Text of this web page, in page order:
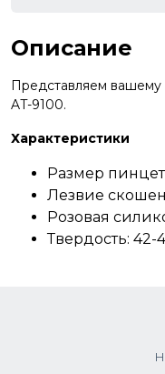
Описание
Представляем
AT-9100.
Характеристики
Размер
Лезвие
Розовая
Твердость: 42-